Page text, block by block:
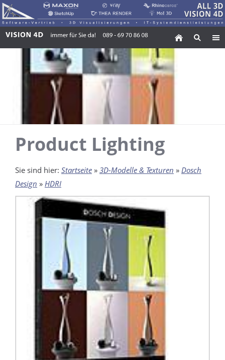
Product Lighting
Sie sind hier: Startseite » 3D-Modelle & Texturen » Dosch
Design » HDRI